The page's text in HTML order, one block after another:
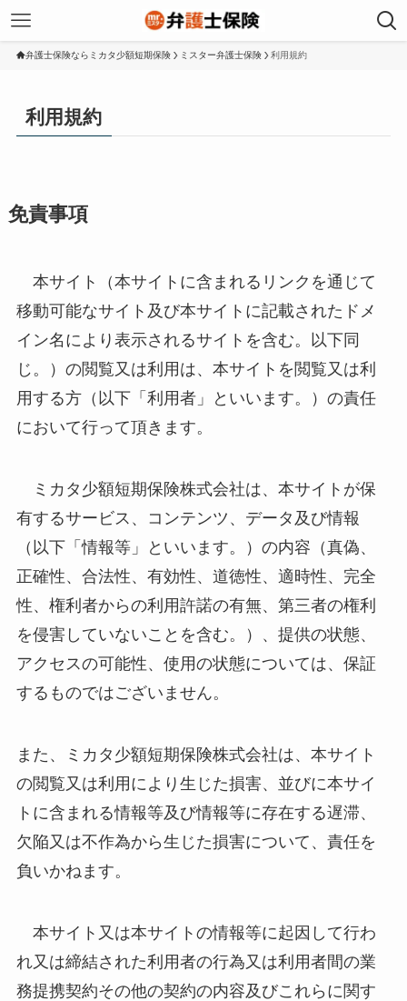
弁護士保険ならミカタ少額短期保険 ミスター弁護士保険 利用規約
利用規約
免責事項
本サイト（本サイトに含まれるリンクを通じて
移動可能なサイト及び本サイトに記載されたドメ
イン名により表示されるサイトを含む。以下同
じ。）の閲覧又は利用は、本サイトを閲覧又は利
用する方（以下「利用者」といいます。）の責任
において行って頂きます。
ミカタ少額短期保険株式会社は、本サイトが保
有するサービス、コンテンツ、データ及び情報
（以下「情報等」といいます。）の内容（真偽、
正確性、合法性、有効性、道徳性、適時性、完全
性、権利者からの利用許諾の有無、第三者の権利
を侵害していないことを含む。）、提供の状態、
アクセスの可能性、使用の状態については、保証
するものではございません。
また、ミカタ少額短期保険株式会社は、本サイト
の閲覧又は利用により生じた損害、並びに本サイ
トに含まれる情報等及び情報等に存在する遅滞、
欠陥又は不作為から生じた損害について、責任を
負いかねます。
本サイト又は本サイトの情報等に起因して行わ
れ又は締結された利用者の行為又は利用者間の業
務提携契約その他の契約の内容及びこれらに関す